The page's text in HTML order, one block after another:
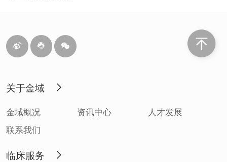
关于金域
金域概况 资讯中心
人才发展
联系我们
临床服务